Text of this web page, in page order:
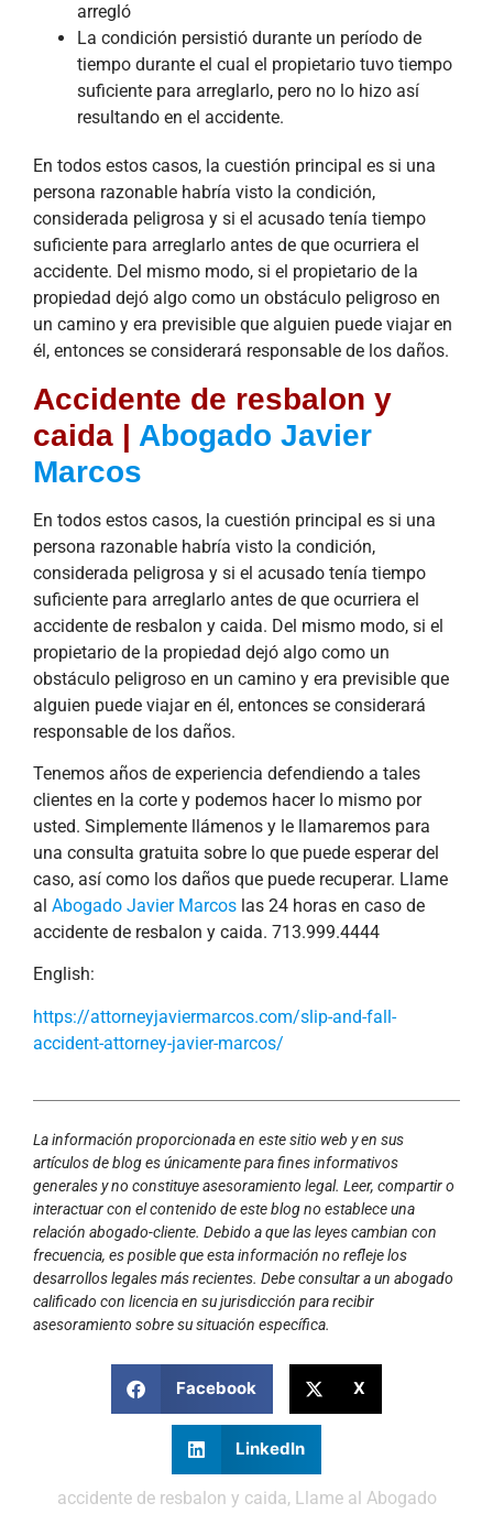
arregló
La condición persistió durante un período de
tiempo durante el cual el propietario tuvo tiempo
suficiente para arreglarlo, pero no lo hizo así
resultando en el accidente.
En todos estos casos, la cuestión principal es si una
persona razonable habría visto la condición,
considerada peligrosa y si el acusado tenía tiempo
suficiente para arreglarlo antes de que ocurriera el
accidente. Del mismo modo, si el propietario de la
propiedad dejó algo como un obstáculo peligroso en
un camino y era previsible que alguien puede viajar en
él, entonces se considerará responsable de los daños.
Accidente de resbalon y
caida | Abogado Javier
Marcos
En todos estos casos, la cuestión principal es si una
persona razonable habría visto la condición,
considerada peligrosa y si el acusado tenía tiempo
suficiente para arreglarlo antes de que ocurriera el
accidente de resbalon y caida. Del mismo modo, si el
propietario de la propiedad dejó algo como un
obstáculo peligroso en un camino y era previsible que
alguien puede viajar en él, entonces se considerará
responsable de los daños.
Tenemos años de experiencia defendiendo a tales
clientes en la corte y podemos hacer lo mismo por
usted. Simplemente llámenos y le llamaremos para
una consulta gratuita sobre lo que puede esperar del
caso, así como los daños que puede recuperar. Llame
al Abogado Javier Marcos las 24 horas en caso de
accidente de resbalon y caida. 713.999.4444
English:
https://attorneyjaviermarcos.com/slip-and-fall-
accident-attorney-javier-marcos/
La información proporcionada en este sitio web y en sus
artículos de blog es únicamente para fines informativos
generales y no constituye asesoramiento legal. Leer, compartir o
interactuar con el contenido de este blog no establece una
relación abogado-cliente. Debido a que las leyes cambian con
frecuencia, es posible que esta información no refleje los
desarrollos legales más recientes. Debe consultar a un abogado
calificado con licencia en su jurisdicción para recibir
asesoramiento sobre su situación específica.
Facebook X
LinkedIn
accidente de resbalon y caida, Llame al Abogado